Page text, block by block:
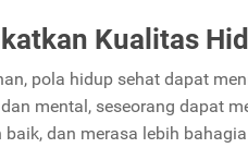
Kualitas
pola hidup sehat dapat
mental, seseorang dapat
dan merasa lebih